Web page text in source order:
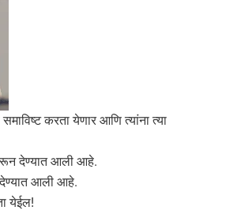
करता येणार आणि त्यांना त्या
देण्यात आली आहे.
आली आहे.
येईल!